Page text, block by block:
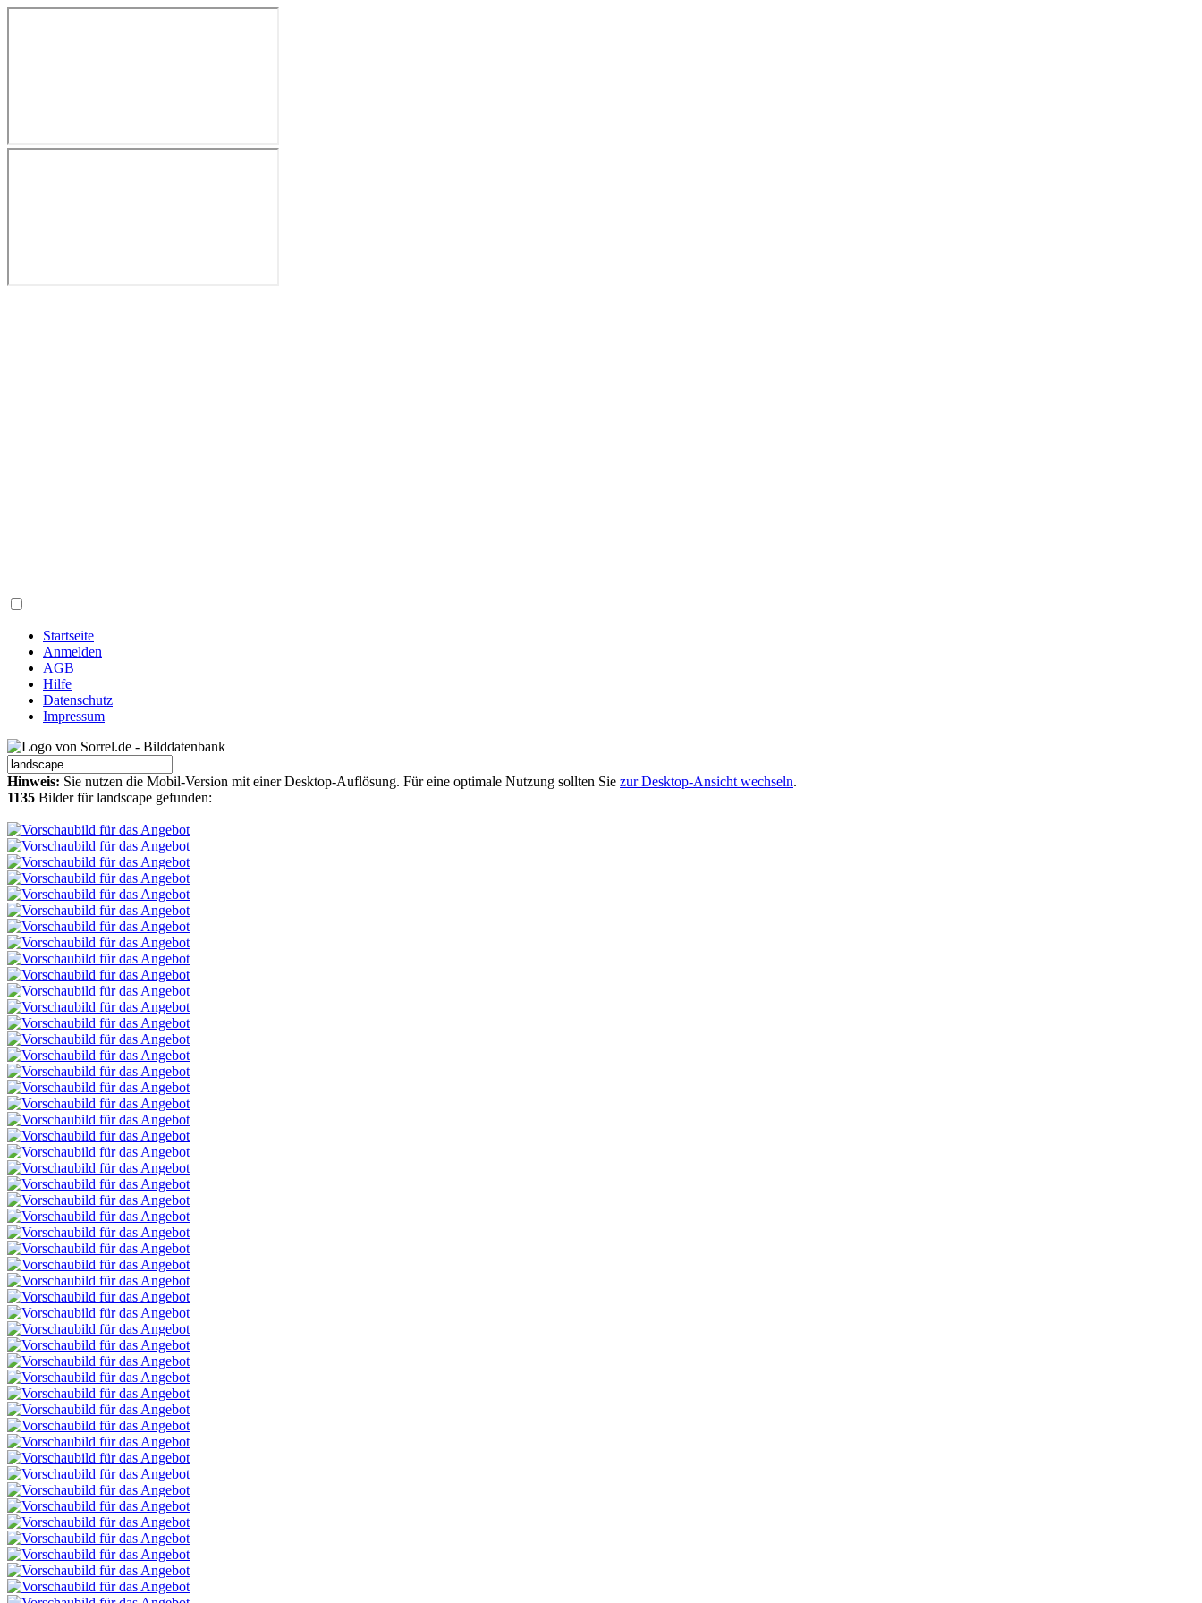
Startseite
Anmelden
AGB
Hilfe
Datenschutz
Impressum
Hinweis: Sie nutzen die Mobil-Version mit einer Desktop-Auflösung. Für eine optimale Nutzung sollten Sie zur Desktop-Ansicht wechseln.
1135 Bilder für landscape gefunden: